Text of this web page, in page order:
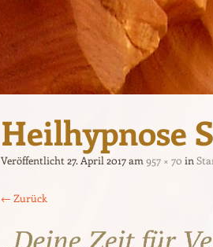
Heilhypnose
Veröffentlicht 27. April 2017am 957 × 70 in
← Zurück